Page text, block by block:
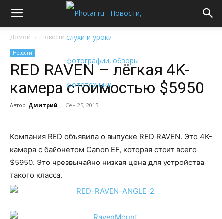
Домой Новости
Новости
RED RAVEN – лёгкая 4K-
камера стоимостью $5950
Автор Дмитрий - Сен 25, 2015
Компания RED объявила о выпуске RED RAVEN. Это 4K-
камера с байонетом Canon EF, которая стоит всего
$5950. Это чрезвычайно низкая цена для устройства
такого класса.